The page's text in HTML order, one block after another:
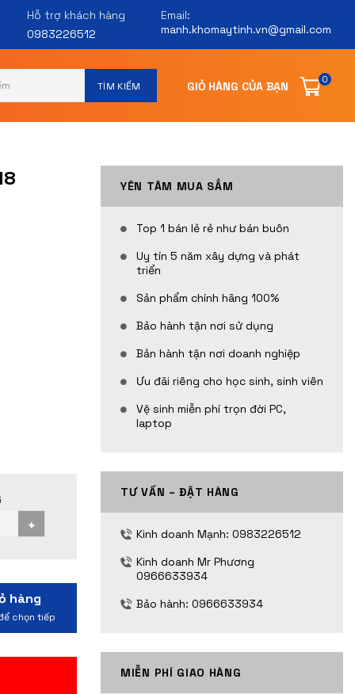
Hỗ trợ khách hàng
0983226512
Email:
manh.khomaytinh.vn@gmail.com
0
VỎ CASE VĂN PHÒNG VIETTECH T18 số lượng
YÊN TÂM MUA SẮM
Top 1 bán lẻ rẻ như bán buôn
Uy tín 5 năm xây dựng và phát
triển
Sản phẩm chính hãng 100%
Bảo hành tận nơi sử dụng
Bản hành tận nơi doanh nghiệp
Ưu đãi riêng cho học sinh, sinh viên
Vệ sinh miễn phí trọn đời PC,
laptop
TƯ VẤN – ĐẶT HÀNG
Kinh doanh Mạnh: 0983226512
Kinh doanh Mr Phương
0966633934
Bảo hành: 0966633934
MIỄN PHÍ GIAO HÀNG